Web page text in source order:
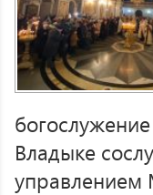
Владыке
управлением